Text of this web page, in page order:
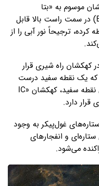
موسوم به «بتا
آفتاب‌پرست»(Beta Chamaeleontis) در سمت راست بالا قابل
ترجیحاً نور آبی را از
کهکشان راه شیری قرار
که یک نقطه سفید درست
زیر ستاره بتا آفتاب‌پرست است. این نقطه سفید، کهکشان «IC
غول‌پیکر به وجود
و انفجارهای
می‌شود.